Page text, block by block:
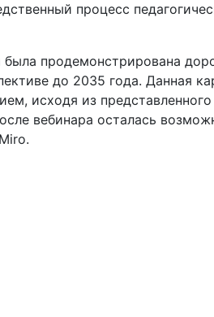
процесс
была продемонстрирована
до 2035 года. Данная
исходя из
вебинара осталась